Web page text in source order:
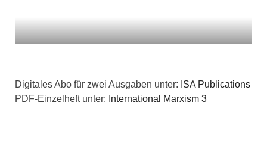
Digitales Abo für zwei Ausgaben unter: ISA Publications
PDF-Einzelheft unter: International Marxism 3